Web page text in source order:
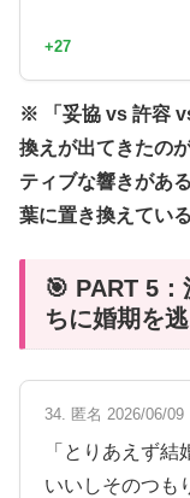
+27
※ 「妥協 vs 許容
換えが出てきたの
ティブな響きがあ
葉に置き換えてい
🎯 PART 5
ちに婚期を
34. 匿名 2026/06/09
「とりあえず
いいしそのつも